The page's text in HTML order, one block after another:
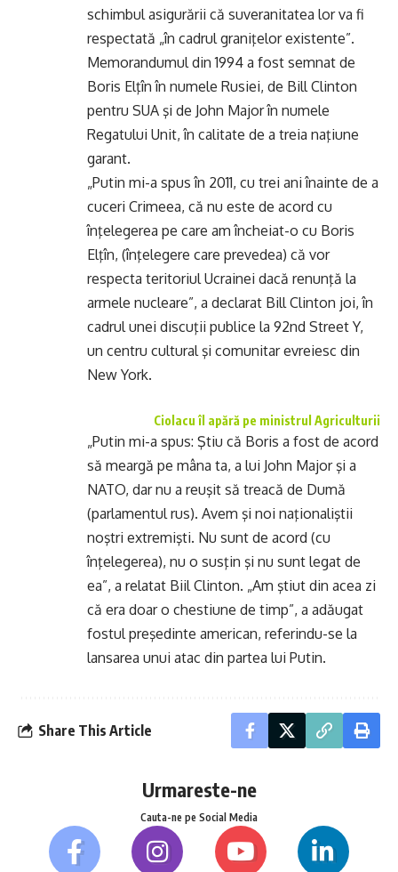
schimbul asigurării că suveranitatea lor va fi
respectată „în cadrul graniţelor existente”.
Memorandumul din 1994 a fost semnat de
Boris Elţîn în numele Rusiei, de Bill Clinton
pentru SUA şi de John Major în numele
Regatului Unit, în calitate de a treia naţiune
garant.
„Putin mi-a spus în 2011, cu trei ani înainte de a
cuceri Crimeea, că nu este de acord cu
înţelegerea pe care am încheiat-o cu Boris
Elţîn, (înţelegere care prevedea) că vor
respecta teritoriul Ucrainei dacă renunţă la
armele nucleare”, a declarat Bill Clinton joi, în
cadrul unei discuţii publice la 92nd Street Y,
un centru cultural şi comunitar evreiesc din
New York.
Ciolacu îl apără pe ministrul Agriculturii
„Putin mi-a spus: Ştiu că Boris a fost de acord
să meargă pe mâna ta, a lui John Major şi a
NATO, dar nu a reuşit să treacă de Dumă
(parlamentul rus). Avem şi noi naţionaliştii
noştri extremişti. Nu sunt de acord (cu
înţelegerea), nu o susţin şi nu sunt legat de
ea”, a relatat Biil Clinton. „Am ştiut din acea zi
că era doar o chestiune de timp”, a adăugat
fostul preşedinte american, referindu-se la
lansarea unui atac din partea lui Putin.
Share This Article
Urmareste-ne
Cauta-ne pe Social Media